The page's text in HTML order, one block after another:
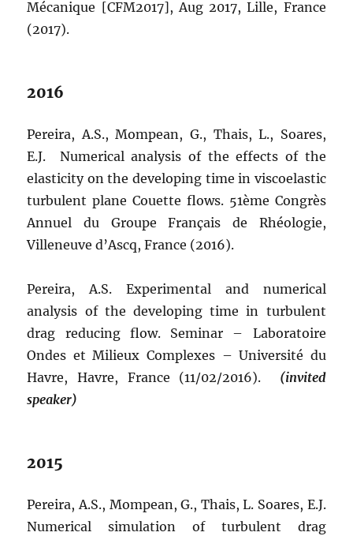
Mécanique [CFM2017], Aug 2017, Lille, France
(2017).
2016
Pereira, A.S., Mompean, G., Thais, L., Soares,
E.J. Numerical analysis of the effects of the
elasticity on the developing time in viscoelastic
turbulent plane Couette flows. 51ème Congrès
Annuel du Groupe Français de Rhéologie,
Villeneuve d’Ascq, France (2016).
Pereira, A.S. Experimental and numerical
analysis of the developing time in turbulent
drag reducing flow. Seminar – Laboratoire
Ondes et Milieux Complexes – Université du
Havre, Havre, France (11/02/2016). (invited
speaker)
2015
Pereira, A.S., Mompean, G., Thais, L. Soares, E.J.
Numerical simulation of turbulent drag